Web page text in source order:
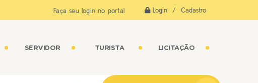
Faça seu login no portal Login / Cadastro
SERVIDOR TURISTA LICITAÇÃO